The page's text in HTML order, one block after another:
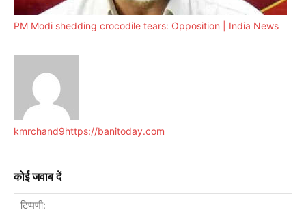
PM Modi shedding crocodile tears: Opposition | India News
kmrchand9https://banitoday.com
कोई जवाब दें